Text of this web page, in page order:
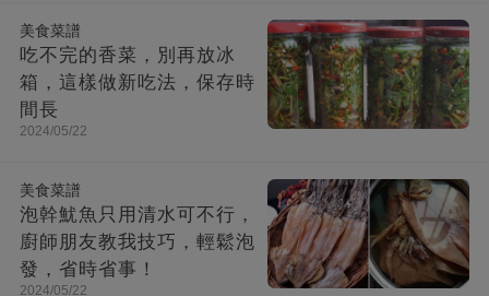
美食菜譜
吃不完的香菜，別再放冰
箱，這樣做新吃法，保存時
間長
2024/05/22
美食菜譜
泡幹魷魚只用清水可不行，
廚師朋友教我技巧，輕鬆泡
發，省時省事！
2024/05/22